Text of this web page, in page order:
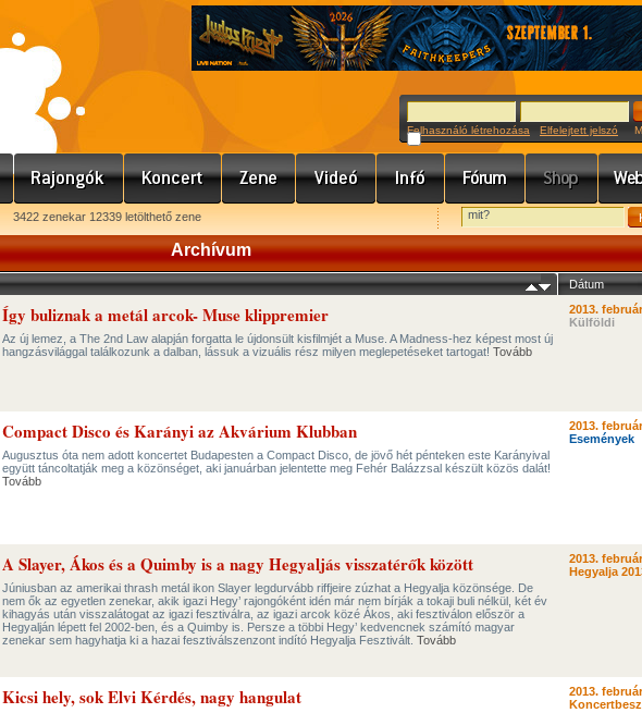
Felhasználó létrehozása Elfelejtett jelszó
3422 zenekar 12339 letölthető zene
Archívum
Dátum
Így buliznak a metál arcok- Muse klippremier
Az új lemez, a The 2nd Law alapján forgatta le újdonsült kisfilmjét a Muse. A Madness-hez képest most új
hangzásvilággal találkozunk a dalban, lássuk a vizuális rész milyen meglepetéseket tartogat! Tovább
2013.
Külföldi
Compact Disco és Karányi az Akvárium Klubban
Augusztus óta nem adott koncertet Budapesten a Compact Disco, de jövő hét pénteken este Karányival
együtt táncoltatják meg a közönséget, aki januárban jelentette meg Fehér Balázzsal készült közös dalát!
Tovább
2013.
Események
A Slayer, Ákos és a Quimby is a nagy Hegyaljás visszatérők között
Júniusban az amerikai thrash metál ikon Slayer legdurvább riffjeire zúzhat a Hegyalja közönsége. De
nem ők az egyetlen zenekar, akik igazi Hegy’ rajongóként idén már nem bírják a tokaji buli nélkül, két év
kihagyás után visszalátogat az igazi fesztiválra, az igazi arcok közé Ákos, aki fesztiválon először a
Hegyalján lépett fel 2002-ben, és a Quimby is. Persze a többi Hegy’ kedvencnek számító magyar
zenekar sem hagyhatja ki a hazai fesztiválszenzont indító Hegyalja Fesztivált. Tovább
2013.
Hegyalja
Kicsi hely, sok Elvi Kérdés, nagy hangulat
2013.